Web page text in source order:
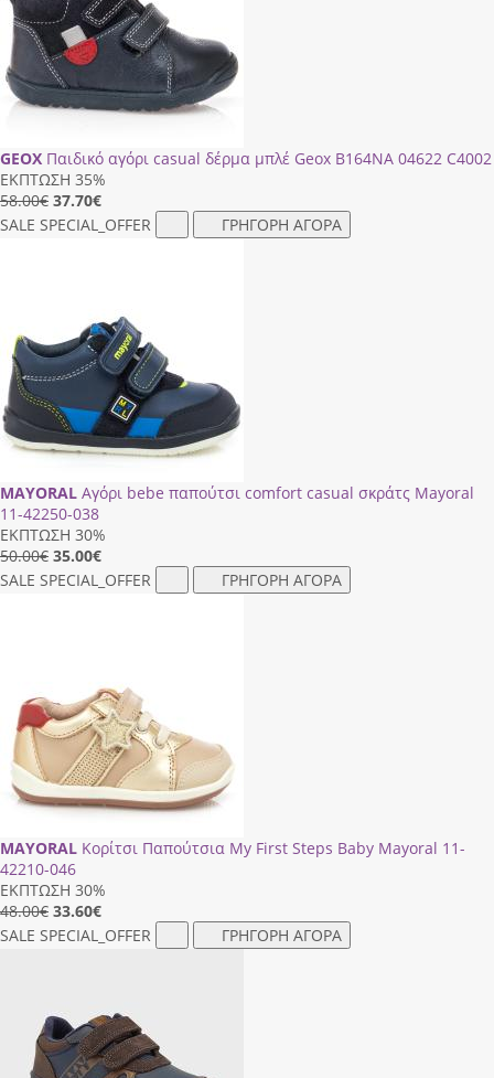
GEOX Παιδικό αγόρι casual δέρμα μπλέ Geox Β164ΝΑ 04622 C4002
ΕΚΠΤΩΣΗ 35%
58.00€ 37.70€
SALE SPECIAL_OFFER ΓΡΗΓΟΡΗ ΑΓΟΡΑ
MAYORAL Αγόρι bebe παπούτσι comfort casual σκράτς Mayoral
11-42250-038
ΕΚΠΤΩΣΗ 30%
50.00€ 35.00€
SALE SPECIAL_OFFER ΓΡΗΓΟΡΗ ΑΓΟΡΑ
MAYORAL Κορίτσι Παπούτσια My First Steps Baby Mayoral 11-
42210-046
ΕΚΠΤΩΣΗ 30%
48.00€ 33.60€
SALE SPECIAL_OFFER ΓΡΗΓΟΡΗ ΑΓΟΡΑ